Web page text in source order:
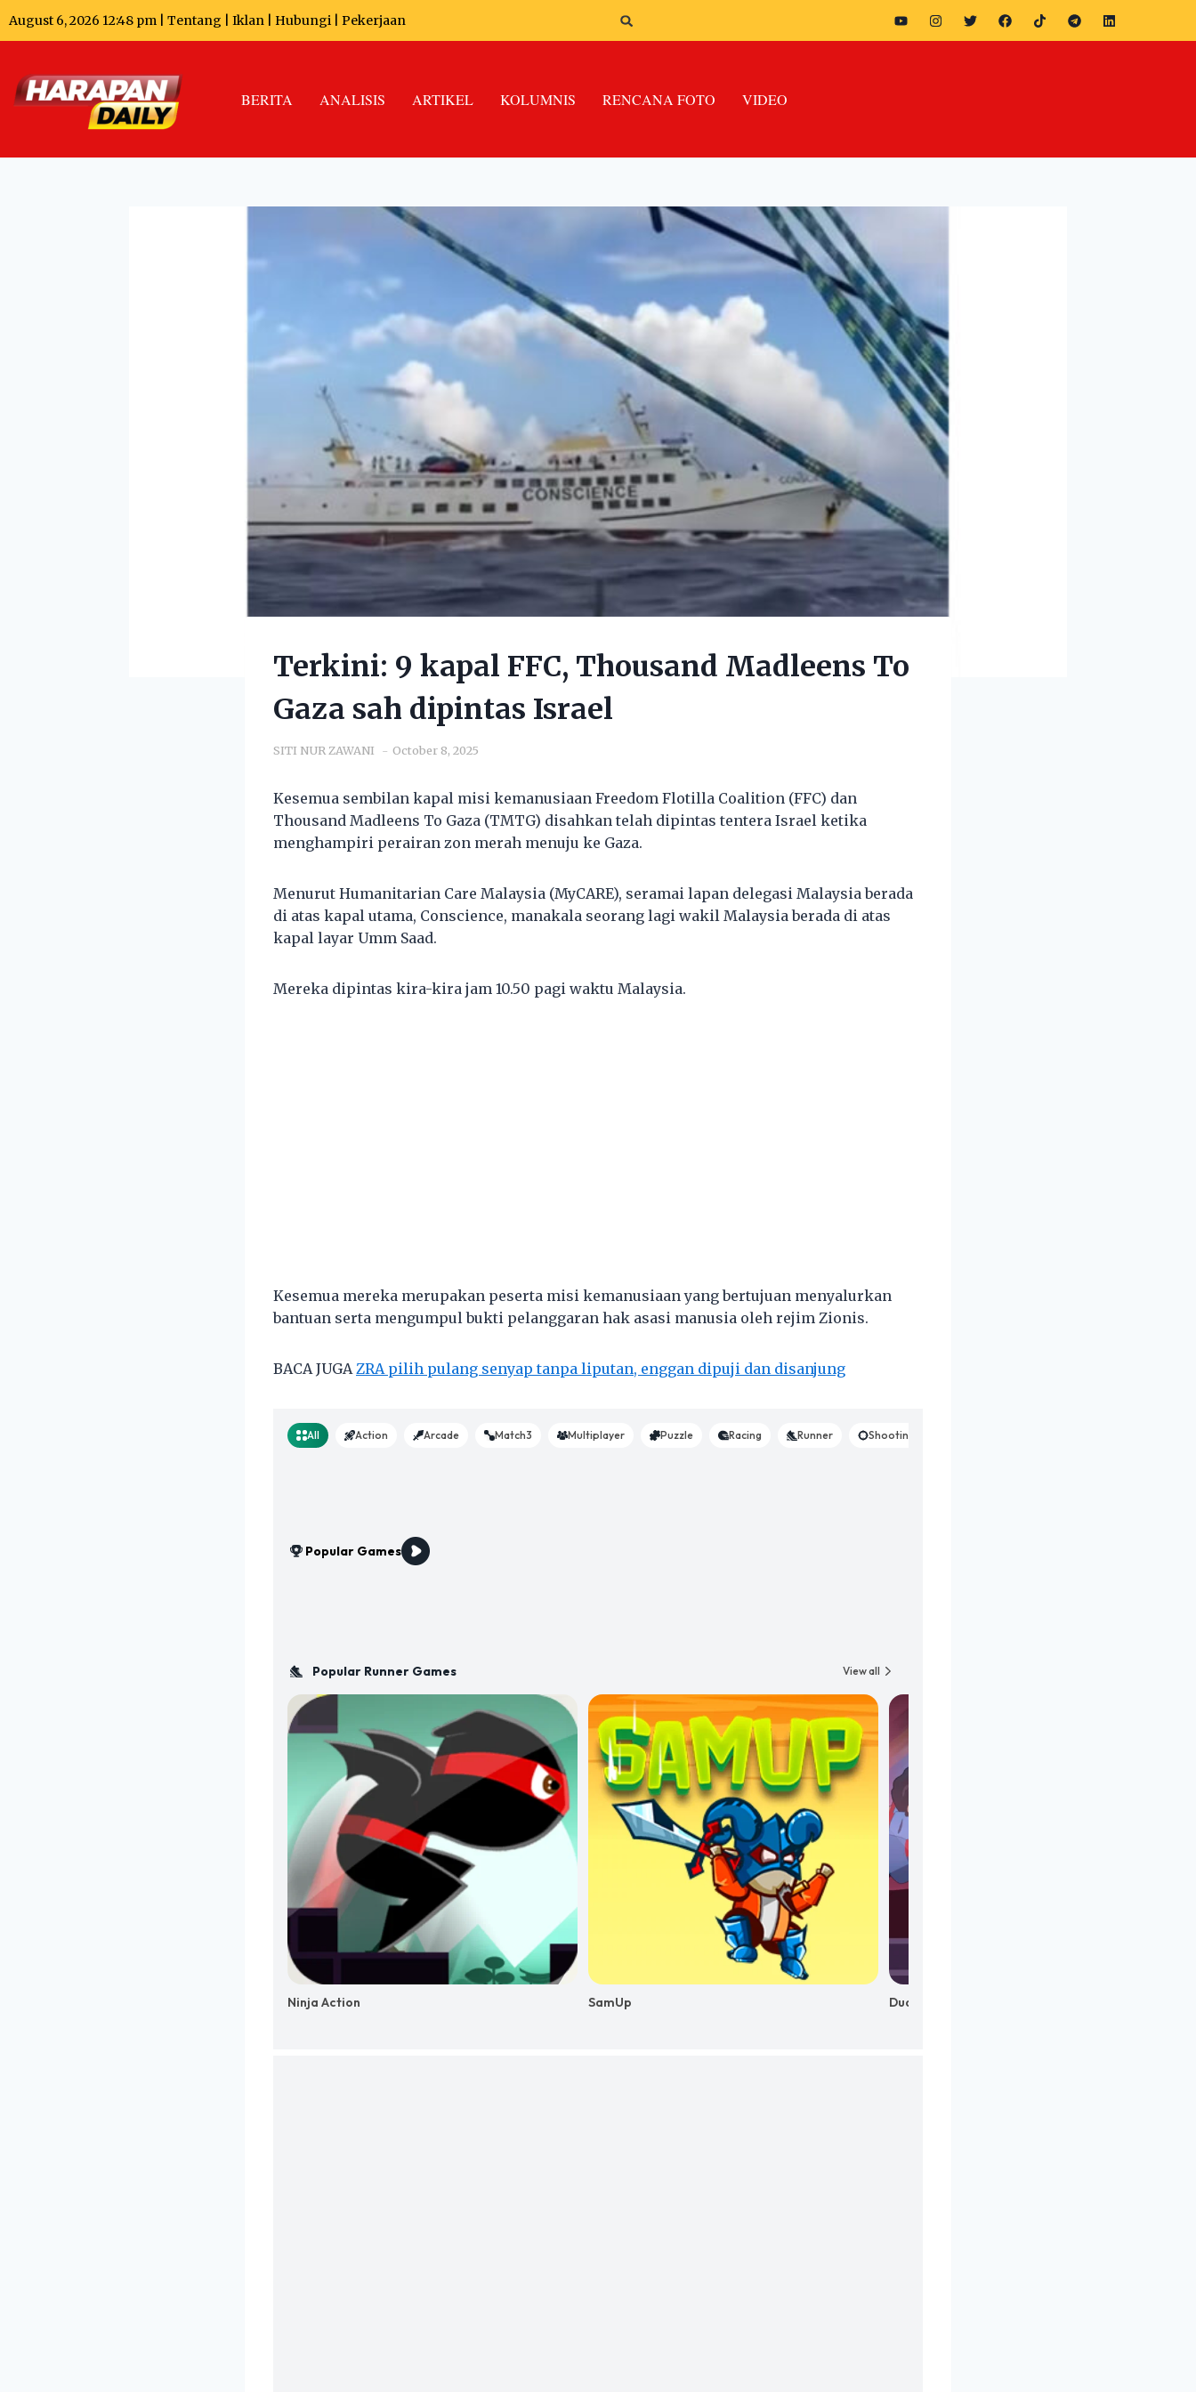
August 6, 2026 12:48 pm | Tentang Iklan Hubungi Pekerjaan
BERITA ANALISIS ARTIKEL KOLUMNIS RENCANA FOTO VIDEO
Terkini: 9 kapal FFC, Thousand Madleens To
Gaza sah dipintas Israel
SITI NUR ZAWANI October 8, 2025
Kesemua sembilan kapal misi kemanusiaan Freedom Flotilla Coalition (FFC) dan
Thousand Madleens To Gaza (TMTG) disahkan telah dipintas tentera Israel ketika
menghampiri perairan zon merah menuju ke Gaza.
Menurut Humanitarian Care Malaysia (MyCARE), seramai lapan delegasi Malaysia berada
di atas kapal utama, Conscience, manakala seorang lagi wakil Malaysia berada di atas
kapal layar Umm Saad.
Mereka dipintas kira-kira jam 10.50 pagi waktu Malaysia.
Kesemua mereka merupakan peserta misi kemanusiaan yang bertujuan menyalurkan
bantuan serta mengumpul bukti pelanggaran hak asasi manusia oleh rejim Zionis.
BACA JUGAZRA pilih pulang senyap tanpa liputan, enggan dipuji dan disanjung